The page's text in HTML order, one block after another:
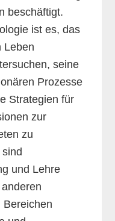
beschäftigt.
ist es, das
Leben
seine
Prozesse
Strategien für
zur
zu
und Lehre
Bereichen